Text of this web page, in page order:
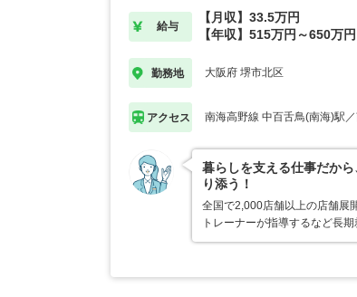
給与
【月収】33.5万円
【年収】515万円～650万円
勤務地 大阪府 堺市北区
アクセス 南海高野線 中百舌鳥(南海)駅
暮らしを支える仕事だか
り添う！
全国で2,000店舗以上の店舗展
トレーナーが指導するなど長